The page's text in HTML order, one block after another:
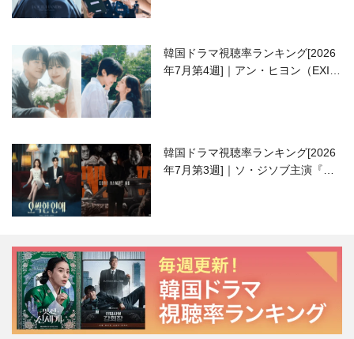
韓国ドラマ視聴率ランキング[2026
年7月第4週]｜アン・ヒヨン（EXID
韓国ドラマ視聴率ランキング[2026
年7月第3週]｜ソ・ジソブ主演『エ